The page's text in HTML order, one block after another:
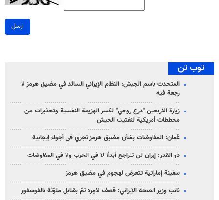
ارسل
توب تن
المتحدث باسم الجيش: النظام الإيراني السائد في مضيق هرمز لا
رجعة فيه
زيارة الأربعين "درع روحي" لكسر الهزيمة النفسية وتحذيرات من
مخططات أمريكية لتفتيت الجيش
عُمان: المفاوضات بشأن مضيق هرمز تجري في أجواء إيجابية
ذو القدر: إيران لن تتراجع أبداً؛ لا في الحرب ولا في المفاوضات
سفينة إماراتية تتعرض لهجوم في مضيق هرمز
نائب وزير الصحة الإيراني: قصف لامِرد تمّ بقنابل ملوّثة بالفوسفور